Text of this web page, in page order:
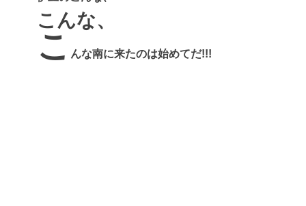
こんな、
こ んな南に来たのは始めてだ!!!